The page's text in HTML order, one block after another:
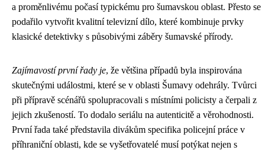
a proměnlivému počasí typickému pro šumavskou oblast. Přesto se
podařilo vytvořit kvalitní televizní dílo, které kombinuje prvky
klasické detektivky s působivými záběry šumavské přírody.
Zajímavostí první řady je, že většina případů byla inspirována
skutečnými událostmi, které se v oblasti Šumavy odehrály. Tvůrci
při přípravě scénářů spolupracovali s místními policisty a čerpali z
jejich zkušeností. To dodalo seriálu na autenticitě a věrohodnosti.
První řada také představila divákům specifika policejní práce v
příhraniční oblasti, kde se vyšetřovatelé musí potýkat nejen s